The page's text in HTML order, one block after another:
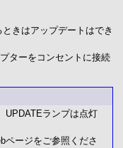
きはアップデートはでき
ターをコンセントに接続
UPDATEランプは点灯
ページをご参照くださ